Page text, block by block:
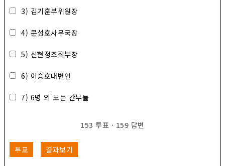
3) 김기훈부위원장
4) 문성호사무국장
5) 신현정조직부장
6) 이승호대변인
7) 6명 외 모든 간부들
153 투표 · 159 답변
투표 결과보기